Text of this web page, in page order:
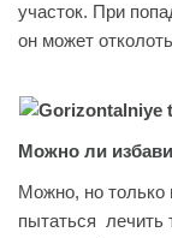
участок. При
он может
Можно ли
Можно, но только
пытаться